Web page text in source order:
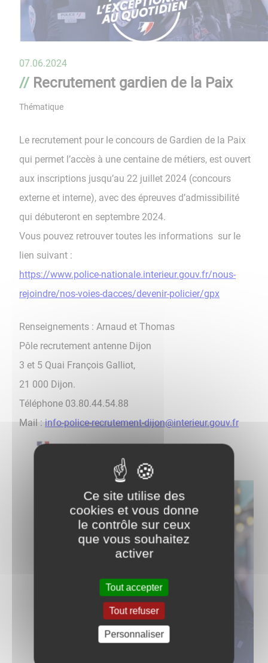
07.06.2024
Recrutement gardien de la Paix
Thématique
Le recrutement pour le concours de Gardien de la Paix
qui permet l’accès à une centaine de métiers, est ouvert
aux inscriptions jusqu’au 22 juillet 2024 (concours
externe et interne), avec des épreuves d’admissibilité
qui débuteront en septembre 2024.
Vous pouvez retrouver toutes les informations sur le
lien suivant :
https://www.police-nationale.interieur.gouv.fr/nous-
rejoindre/nos-voies-dacces/devenir-policier/gpx​​​​​​​​​​​​​​
Renseignements : Arnaud et Thomas
Pôle recrutement antenne Dijon
3 et 5 Quai François Galliot,
21 000 Dijon.
Téléphone 03.80.44.54.88
Mail :info-police-recrutement-dijon@interieur.gouv.fr
Ce site utilise des
cookies et vous donne
le contrôle sur ceux
que vous souhaitez
activer
Tout accepter
Tout refuser
Personnaliser